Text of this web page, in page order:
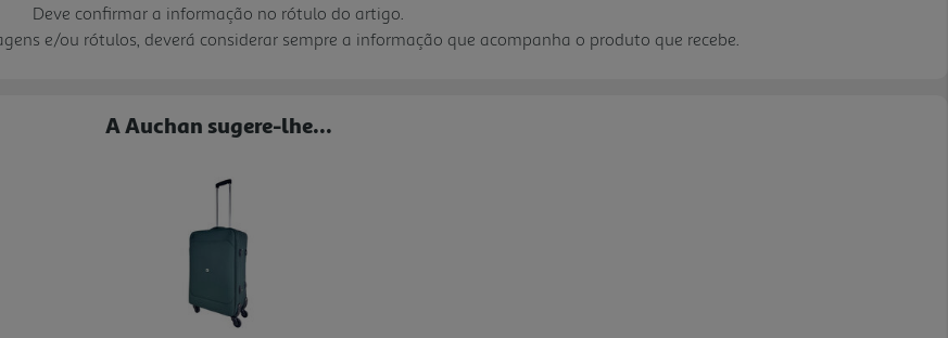
Deve confirmar a informação no rótulo do artigo.
e/ou rótulos, deverá considerar sempre a informação que acompanha o produto que recebe.
A Auchan sugere-lhe...